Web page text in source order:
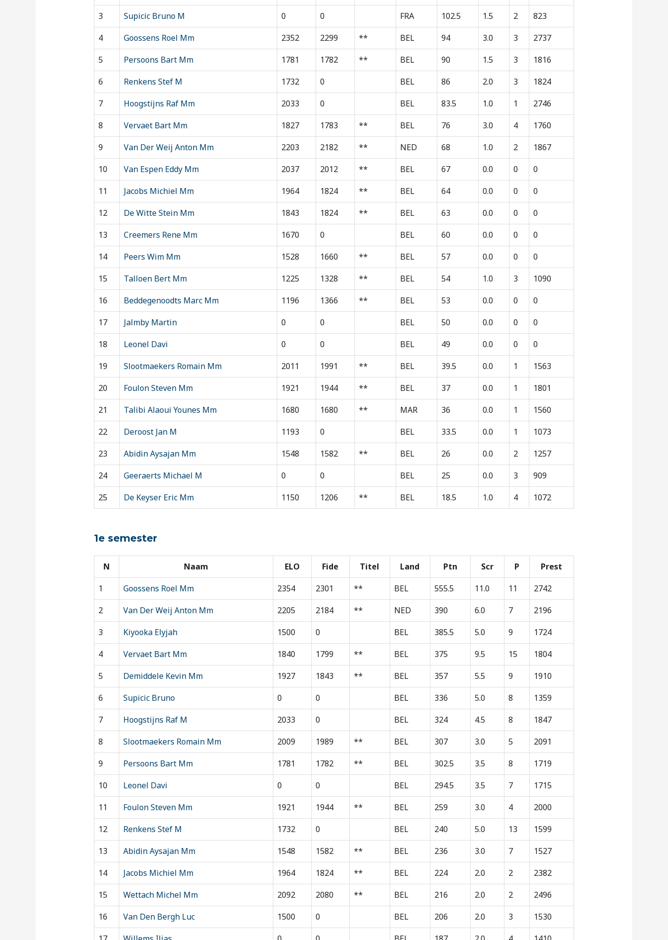
3
Supicic Bruno M 0 0 FRA 102.5 1.5 2
823
4
Goossens Roel Mm 2352 2299 ** BEL 94 3.0 3
2737
5
Persoons Bart Mm 1781 1782 ** BEL 90 1.5 3
1816
6
Renkens Stef M 1732 0 BEL 86 2.0 3
1824
7
Hoogstijns Raf Mm 2033 0 BEL 83.5 1.0 1
2746
8
Vervaet Bart Mm 1827 1783 ** BEL 76 3.0 4
1760
9
Van Der Weij Anton Mm 2203 2182 ** NED 68 1.0 2
1867
10
Van Espen Eddy Mm 2037 2012 ** BEL 67 0.0 0
0
11
Jacobs Michiel Mm 1964 1824 ** BEL 64 0.0 0
0
12
De Witte Stein Mm 1843 1824 ** BEL 63 0.0 0
0
13
Creemers Rene Mm 1670 0 BEL 60 0.0 0
0
14
Peers Wim Mm 1528 1660 ** BEL 57 0.0 0
0
15
Talloen Bert Mm 1225 1328 ** BEL 54 1.0 3
1090
16
Beddegenoodts Marc Mm 1196 1366 ** BEL 53 0.0 0
0
17
Jalmby Martin 0 0 BEL 50 0.0 0
0
18
Leonel Davi 0 0 BEL 49 0.0 0
0
19
Slootmaekers Romain Mm 2011 1991 ** BEL 39.5 0.0 1
1563
20
Foulon Steven Mm 1921 1944 ** BEL 37 0.0 1
1801
21
Talibi Alaoui Younes Mm 1680 1680 ** MAR 36 0.0 1
1560
22
Deroost Jan M 1193 0 BEL 33.5 0.0 1
1073
23
Abidin Aysajan Mm 1548 1582 ** BEL 26 0.0 2
1257
24
Geeraerts Michael M 0 0 BEL 25 0.0 3
909
25
De Keyser Eric Mm 1150 1206 ** BEL 18.5 1.0 4 1072
1e semester
N Naam ELO Fide Titel Land Ptn Scr P
Prest
1
Goossens Roel Mm 2354 2301 ** BEL 555.5 11.0 11
2742
2
Van Der Weij Anton Mm 2205 2184 ** NED 390 6.0 7
2196
3
Kiyooka Elyjah 1500 0 BEL 385.5 5.0 9
1724
4
Vervaet Bart Mm 1840 1799 ** BEL 375 9.5 15
1804
5
Demiddele Kevin Mm 1927 1843 ** BEL 357 5.5 9
1910
6
Supicic Bruno 0 0 BEL 336 5.0 8
1359
7
Hoogstijns Raf M 2033 0 BEL 324 4.5 8
1847
8
Slootmaekers Romain Mm 2009 1989 ** BEL 307 3.0 5
2091
9
Persoons Bart Mm 1781 1782 ** BEL 302.5 3.5 8
1719
10
Leonel Davi 0 0 BEL 294.5 3.5 7
1715
11
Foulon Steven Mm 1921 1944 ** BEL 259 3.0 4
2000
12
Renkens Stef M 1732 0 BEL 240 5.0 13
1599
13
Abidin Aysajan Mm 1548 1582 ** BEL 236 3.0 7
1527
14
Jacobs Michiel Mm 1964 1824 ** BEL 224 2.0 2
2382
15
Wettach Michel Mm 2092 2080 ** BEL 216 2.0 2
2496
16
Van Den Bergh Luc 1500 0 BEL 206 2.0 3
1530